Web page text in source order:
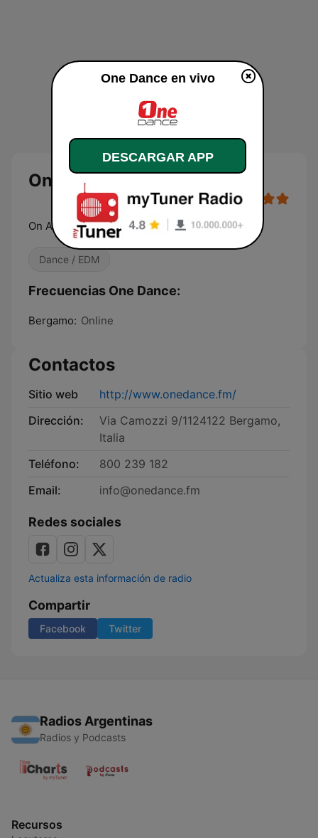
One Dance
On Air. Online. Everywhere
Dance / EDM
Frecuencias One Dance:
Bergamo: Online
Contactos
Sitio web
http://www.onedance.fm/
Dirección:
Via Camozzi 9/1124122 Bergamo,
Italia
Teléfono:
800 239 182
Email:
info@onedance.fm
Redes sociales
Actualiza esta información de radio
Compartir
Facebook Twitter
Radios Argentinas
Radios y Podcasts
Recursos
One Dance en vivo
DESCARGAR APP